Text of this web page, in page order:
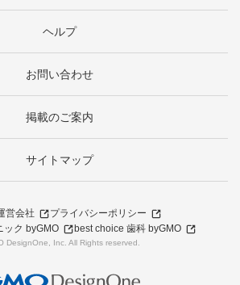
ヘルプ
お問い合わせ
掲載のご案内
サイトマップ
営会社
プライバシーポリシー
ック byGMO
best choice 歯科 byGMO
DesignOne, Inc. All Rights reserved.